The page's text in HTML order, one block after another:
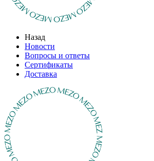
Назад
Новости
Вопросы и ответы
Сертификаты
Доставка